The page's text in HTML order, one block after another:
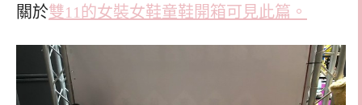
關於雙11的女裝女鞋童鞋開箱可見此篇。